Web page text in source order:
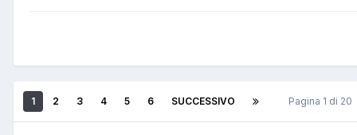
1 2 3 4 5 6 SUCCESSIVO Pagina 1 di 20